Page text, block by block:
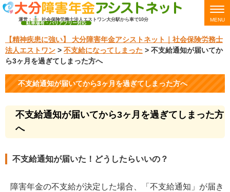
運営： 社会保険労務士法人エストワン大分駅から車で10分
駐車場有・バリアフリー対応
MENU
【精神疾患に強い】 大分障害年金アシストネット｜社会保険労務士
法人エストワン > 不支給になってしまった > 不支給通知が届いてか
ら3ヶ月を過ぎてしまった方へ
不支給通知が届いてから3ヶ月を過ぎてしまった方へ
不支給通知が届いてから3ヶ月を過ぎてしまった方
へ
不支給通知が届いた！どうしたらいいの？
障害年金の不支給が決定した場合、「不支給通知」が届き